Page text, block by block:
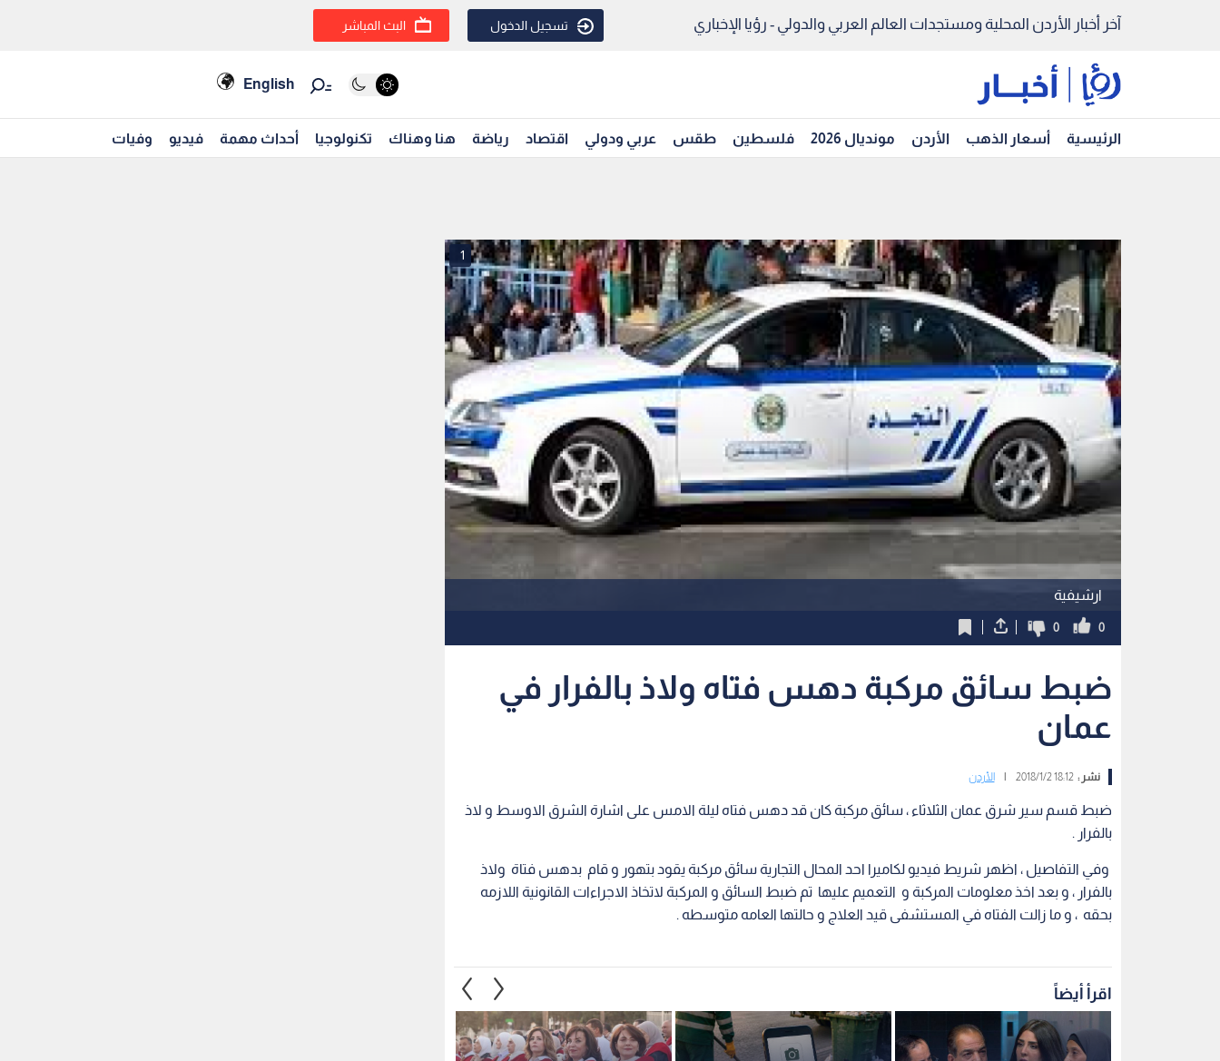
آخر أخبار الأردن المحلية ومستجدات العالم العربي والدولي - رؤيا الإخباري تسجيل الدخول البث المباشر
English
الرئيسية أسعار الذهب الأردن مونديال 2026 فلسطين طقس عربي ودولي اقتصاد رياضة هنا وهناك تكنولوجيا أحداث مهمة فيديو وفيات
ارشيفية
1
0
0
ضبط سائق مركبة دهس فتاه ولاذ بالفرار في
عمان
نشر :18:12 2018/1/2 الأردن
ضبط قسم سير شرق عمان الثلاثاء ، سائق مركبة كان قد دهس فتاه ليلة الامس على اشارة الشرق الاوسط و لاذ
بالفرار .
وفي التفاصيل ، اظهر شريط فيديو لكاميرا احد المحال التجارية سائق مركبة يقود بتهور و قام بدهس فتاة ولاذ
بالفرار ، و بعد اخذ معلومات المركبة و التعميم عليها تم ضبط السائق و المركبة لاتخاذ الاجراءات القانونية اللازمه
بحقه ، و ما زالت الفتاه في المستشفى قيد العلاج و حالتها العامه متوسطه .
اقرأ أيضاً